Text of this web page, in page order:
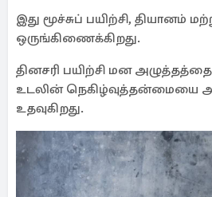
இது மூச்சுப் பயிற்சி, தியானம்
ஒருங்கிணைக்கிறது.
தினசரி பயிற்சி மன
உடலின் நெகிழ்வுத்தன்மையை
உதவுகிறது.